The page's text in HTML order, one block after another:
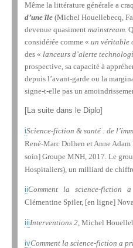
Même la littérature générale a
d’une île (Michel Houellebecq,
devenue quasiment mainstream .
considérée comme « un véritable
des « lanceurs d’alerte
prospective, sa capacité à
depuis l’avant-garde ou la
signe-t-elle pas un
[La suite dans le Diplo]
iScience-fiction & santé : de
René-Marc Dolhen et Anne
soin] Groupe MNH, 2017. Le
Hospitaliers), un milliard de
iiComment la science-fiction
Clémentine Spiler, [en ligne]
iiiInterventions 2 , Michel
ivComment la science-fiction a